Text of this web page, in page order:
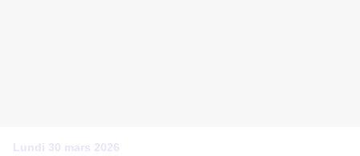
Lundi 30 mars 2026